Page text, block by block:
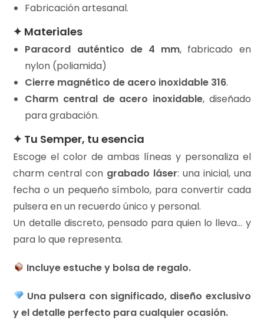
Fabricación artesanal.
✦ Materiales
Paracord auténtico de 4 mm, fabricado en
nylon (poliamida)
Cierre magnético de acero inoxidable 316.
Charm central de acero inoxidable, diseñado
para grabación.
✦ Tu Semper, tu esencia
Escoge el color de ambas líneas y personaliza el
charm central con grabado láser: una inicial, una
fecha o un pequeño símbolo, para convertir cada
pulsera en un recuerdo único y personal.
Un detalle discreto, pensado para quien lo lleva… y
para lo que representa.
Incluye estuche y bolsa de regalo.
Una pulsera con significado, diseño exclusivo
y el detalle perfecto para cualquier ocasión.